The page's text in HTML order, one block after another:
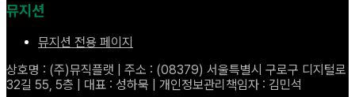
뮤지션
뮤지션 전용 페이지
상호명 : (주)뮤직플랫 | 주소 : (08379) 서울특별시 구로구 디지털로
32길 55, 5층 | 대표 : 성하묵 | 개인정보관리책임자 : 김민석